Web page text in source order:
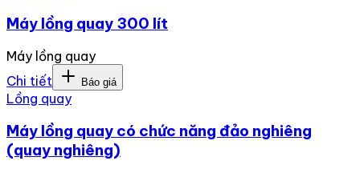
Máy lồng quay 300 lít
Máy lồng quay
Chi tiết
Báo giá
Lồng quay
Máy lồng quay có chức năng đảo nghiêng
(quay nghiêng)